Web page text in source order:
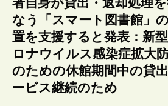
者自身が貸出・返却処理
なう「スマート図書館」
置を支援すると発表：新
ロナウイルス感染症拡大
のための休館期間中の貸
ービス継続のため